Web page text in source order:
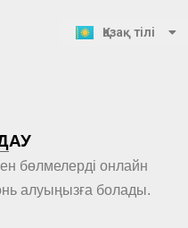
Қазақ тілі
English
бөлмелерді онлайн
алуыңызға болады.